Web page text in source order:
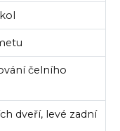
čelního
dveří, levé zadní